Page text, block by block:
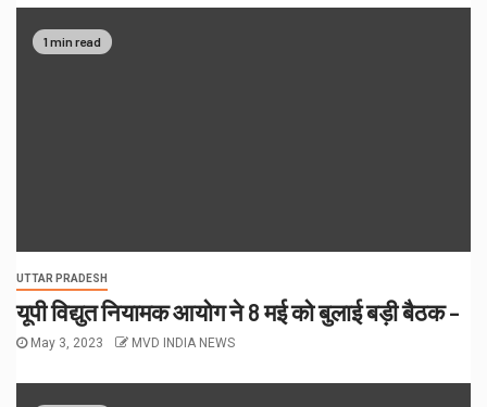
1 min read
UTTAR PRADESH
यूपी विद्युत नियामक आयोग ने 8 मई को बुलाई बड़ी बैठक –
May 3, 2023 MVD INDIA NEWS